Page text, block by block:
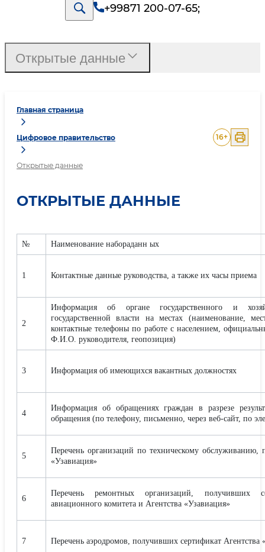
+99871 200-07-65;
Главная страница
Цифровое правительство
Открытые данные
16+
ОТКРЫТЫЕ ДАННЫЕ
№ Наименование набораданн ых
1 Контактные данные руководства, а также их часы приема
2
Информация об органе государственного и
государственной власти на местах (наименование,
контактные телефоны по работе с населением,
Ф.И.О. руководителя, геопозиция)
3 Информация об имеющихся вакантных должностях
4
Информация об обращениях граждан в разрезе
обращения (по телефону, письменно, через веб-сайт, по
5
Перечень организаций по техническому обслуживанию,
«Узавиация»
6
Перечень ремонтных организаций, получивших
авиационного комитета и Агентства «Узавиация»
7 Перечень аэродромов, получивших сертификат Агентства
Открытые данные